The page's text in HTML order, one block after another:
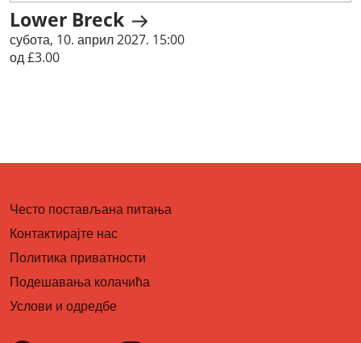
Lower Breck
субота, 10. април 2027. 15:00
од £3.00
Често постављана питања
Контактирајте нас
Политика приватности
Подешавања колачића
Услови и одредбе